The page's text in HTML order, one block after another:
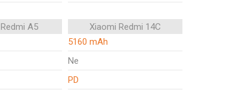
A5
Xiaomi Redmi 14C
5160 mAh
Ne
PD